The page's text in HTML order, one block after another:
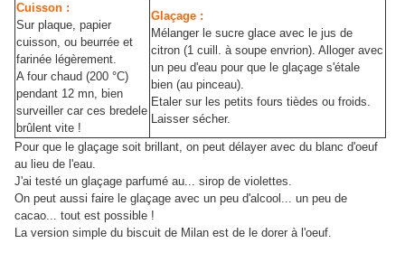
Cuisson :
Sur plaque, papier
cuisson, ou beurrée et
farinée légèrement.
A four chaud (200 °C)
pendant 12 mn, bien
surveiller car ces bredele
brûlent vite !
Glaçage :
Mélanger le sucre glace avec le jus de
citron (1 cuill. à soupe envrion). Alloger avec
un peu d'eau pour que le glaçage s'étale
bien (au pinceau).
Etaler sur les petits fours tièdes ou froids.
Laisser sécher.
Pour que le glaçage soit brillant, on peut délayer avec du blanc d'oeuf
au lieu de l'eau.
J'ai testé un glaçage parfumé au... sirop de violettes.
On peut aussi faire le glaçage avec un peu d'alcool... un peu de
cacao... tout est possible !
La version simple du biscuit de Milan est de le dorer à l'oeuf.